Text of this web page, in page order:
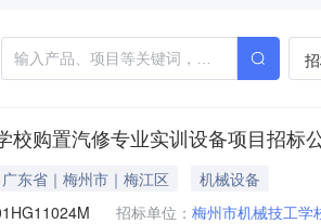
校购置汽修专业实训设备项目招标
广东省｜梅州市｜梅江区
机械设备
招标单位： 梅州市机械技工学